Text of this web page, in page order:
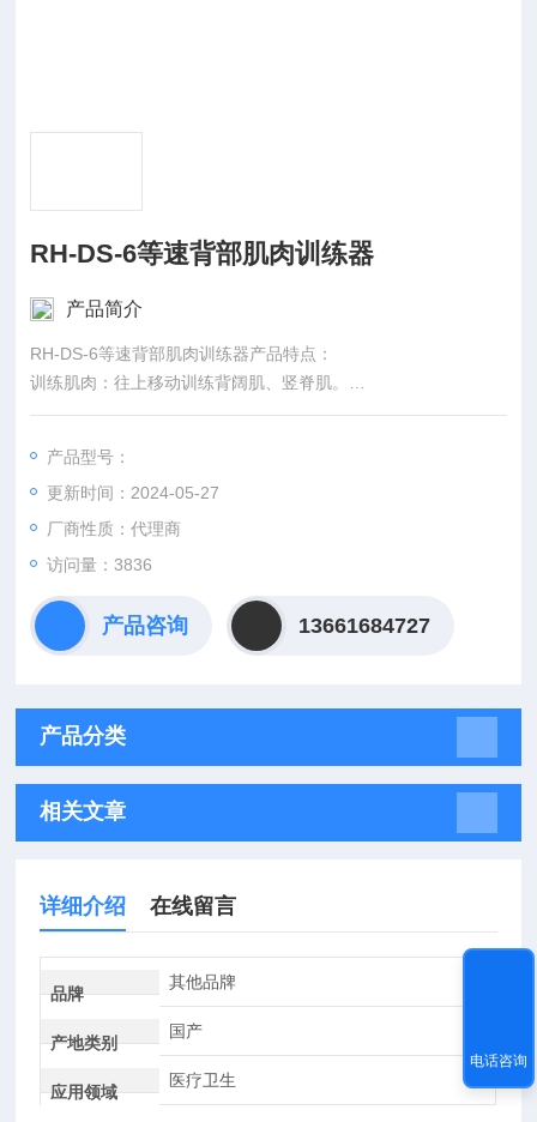
RH-DS-6等速背部肌肉训练器
产品简介
RH-DS-6等速背部肌肉训练器产品特点：
训练肌肉：往上移动训练背阔肌、竖脊肌。
训练效果：强化背部核心肌群肌力，降低腰椎的压力；增强日常
开始姿势：脚掌紧贴脚踏板，臀部贴紧座椅，背部紧靠背垫，双
手在胸前交叉，过程中保持脊椎良好体线（收腹、肩胛骨内收下
压、背打直、收下巴）， 眼睛直视前方。
动作范围：往下躯干伸展20-30度，往上回到开始位置
产品型号：
更新时间：2024-05-27
厂商性质：代理商
访问量：3836
产品咨询 13661684727
产品分类
相关文章
详细介绍 在线留言
品牌
其他品牌
产地类别
国产
应用领域
医疗卫生
电话咨询